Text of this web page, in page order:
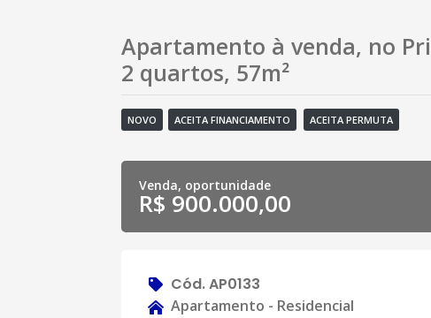
Apartamento à venda, no
2 quartos, 57m²
NOVO ACEITA FINANCIAMENTO ACEITA PERMUTA
Venda, oportunidade
R$ 900.000,00
Cód. AP0133
Apartamento - Residencial